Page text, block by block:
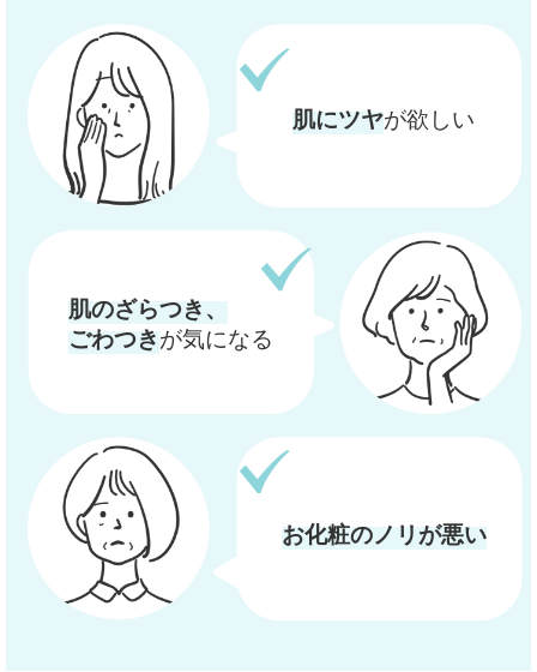
肌にツヤが欲しい
肌のざらつき、
ごわつきが気になる
お化粧のノリが悪い